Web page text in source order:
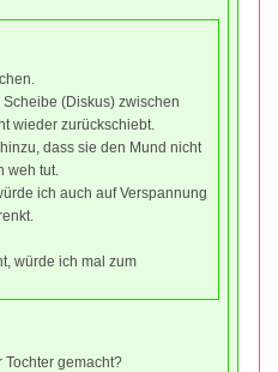
(Diskus) zwischen
wieder zurückschiebt.
dass sie den Mund nicht
weh tut.
ich auch auf Verspannung
würde ich mal zum
Tochter gemacht?